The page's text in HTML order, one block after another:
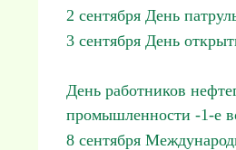
2 сентября День
3 сентября День
День работников
промышленности -1-е
8 сентября